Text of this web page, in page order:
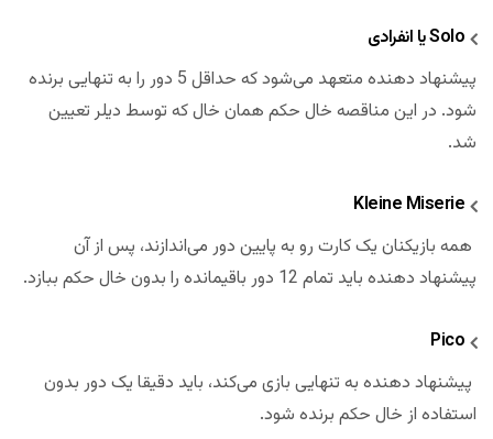
Solo یا انفرادی
پیشنهاد دهنده متعهد می‌شود که حداقل 5 دور را به تنهایی برنده
شود. در این مناقصه خال حکم همان خال که توسط دیلر تعیین
شد.
Kleine Miserie
همه بازیکنان یک کارت رو به پایین دور می‌اندازند، پس از آن
پیشنهاد دهنده باید تمام 12 دور باقیمانده را بدون خال حکم ببازد.
Pico
پیشنهاد دهنده به تنهایی بازی می‌کند، باید دقیقا یک دور بدون
استفاده از خال حکم برنده شود.